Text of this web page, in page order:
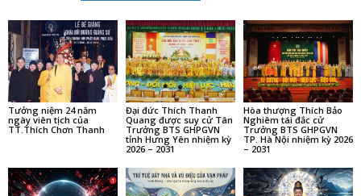
Tưởng niệm 24 năm
ngày viên tịch của
TT.Thích Chơn Thanh
Đại đức Thích Thanh
Quang được suy cử Tân
Trưởng BTS GHPGVN
tỉnh Hưng Yên nhiệm kỳ
2026 – 2031
Hòa thượng Thích Bảo
Nghiêm tái đắc cử
Trưởng BTS GHPGVN
TP. Hà Nội nhiệm kỳ 2026
– 2031